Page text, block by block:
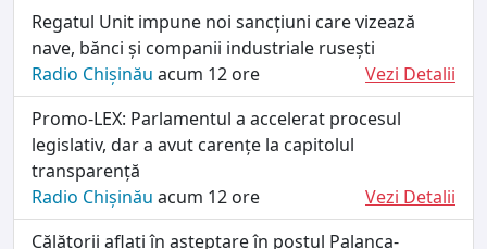
Regatul Unit impune noi sancțiuni care vizează
nave, bănci și companii industriale rusești
Radio Chișinău acum 12 ore
Vezi Detalii
Promo-LEX: Parlamentul a accelerat procesul
legislativ, dar a avut carențe la capitolul
transparență
Radio Chișinău acum 12 ore
Vezi Detalii
Călătorii aflați în așteptare în postul Palanca-